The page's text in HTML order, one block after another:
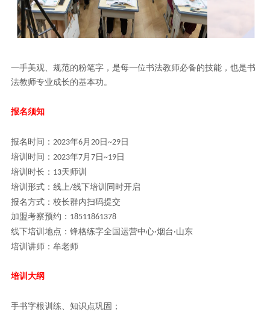
一手美观、规范的粉笔字，是每一位书法教师必备的技能，也是书
法教师专业成长的基本功。
报名须知
报名时间： 2023年6月 20日 ~29日
培训时间： 2023年7月 7日 ~19日
培训时长： 13天师训
培训形式：线上/线下培训同时开启
报名方式：校长群内扫码提交
加盟考察预约： 18511861378
线下培训地点：锋格练字全国运营中心·烟台·山东
培训讲师：牟老师
培训大纲
手书字根训练、知识点巩固；